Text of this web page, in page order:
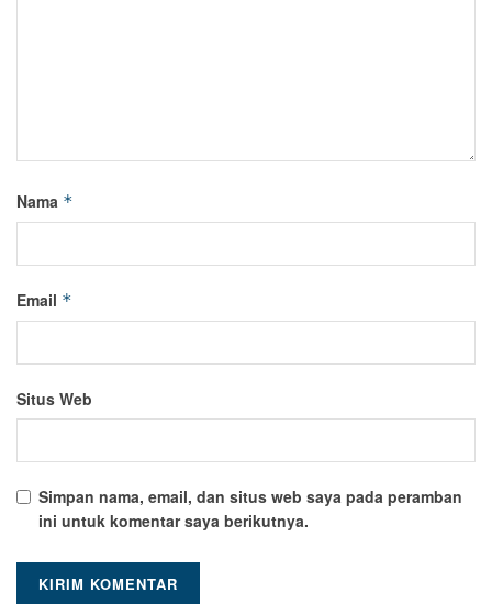
Nama *
Email *
Situs Web
Simpan nama, email, dan situs web saya pada peramban
ini untuk komentar saya berikutnya.